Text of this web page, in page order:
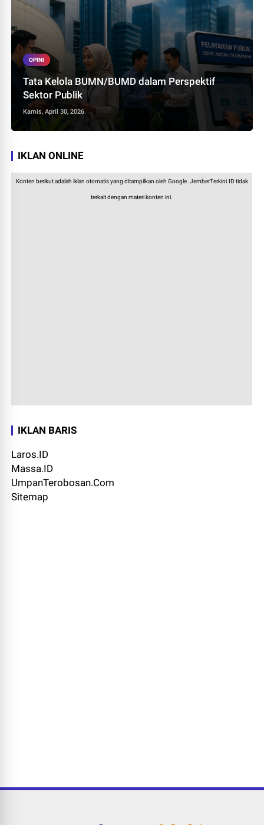
OPINI
Tata Kelola BUMN/BUMD dalam Perspektif
Sektor Publik
Kamis, April 30, 2026
IKLAN ONLINE
Konten berikut adalah iklan otomatis yang ditampilkan oleh Google. JemberTerkini.ID tidak
terkait dengan materi konten ini.
IKLAN BARIS
Laros.ID
Massa.ID
UmpanTerobosan.Com
Sitemap